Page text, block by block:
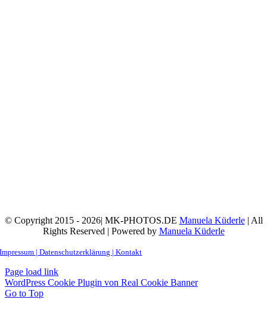
© Copyright 2015 - 2026| MK-PHOTOS.DE Manuela Küderle| All
Rights Reserved | Powered by Manuela Küderle
Impressum | Datenschutzerklärung | Kontakt
Page load link
WordPress Cookie Plugin von Real Cookie Banner
Go to Top